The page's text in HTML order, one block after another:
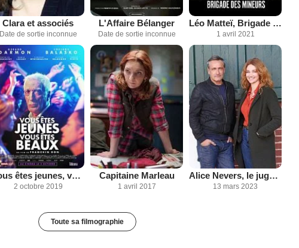
Clara et associés
Date de sortie inconnue
L'Affaire Bélanger
Date de sortie inconnue
Léo Matteï, Brigade des mineurs
1 avril 2021
Vous êtes jeunes, vous êtes beaux
2 octobre 2019
Capitaine Marleau
1 avril 2017
Alice Nevers, le juge est une femme
13 mars 2023
Toute sa filmographie